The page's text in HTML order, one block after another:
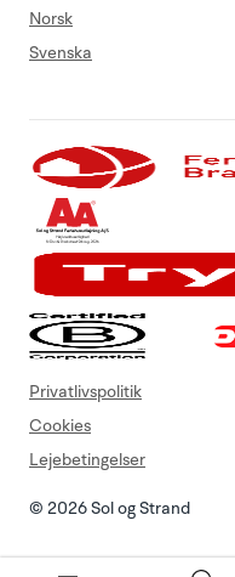
Norsk
Svenska
© 2026 Sol og Strand
Privatlivspolitik
Cookies
Lejebetingelser